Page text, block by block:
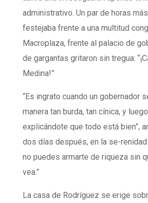
administrativo. Un par de horas
festejaba frente a una multitud
Macroplaza, frente al palacio de
de gargantas gritaron sin tregua:
Medina!”
“Es ingrato cuando un gobernador
manera tan burda, tan cínica, y
explicándote que todo está bien”,
dos días después, en la se-renidad
no puedes armarte de riqueza sin
vea.”
La casa de Rodríguez se erige